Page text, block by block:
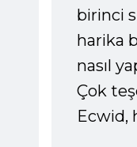
birinci
harika
nasıl
Çok
Ecwid,